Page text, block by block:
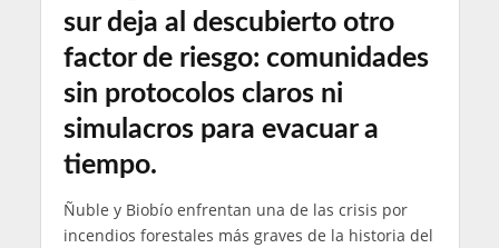
sur deja al descubierto otro
factor de riesgo: comunidades
sin protocolos claros ni
simulacros para evacuar a
tiempo.
Ñuble y Biobío enfrentan una de las crisis por
incendios forestales más graves de la historia del